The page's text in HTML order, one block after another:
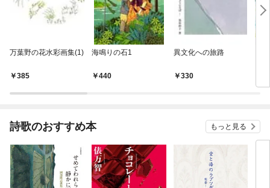
万葉野の花水彩画集(1)
385
海鳴りの石1
440
異文化への旅路
330
詩歌のおすすめ本 もっと見る